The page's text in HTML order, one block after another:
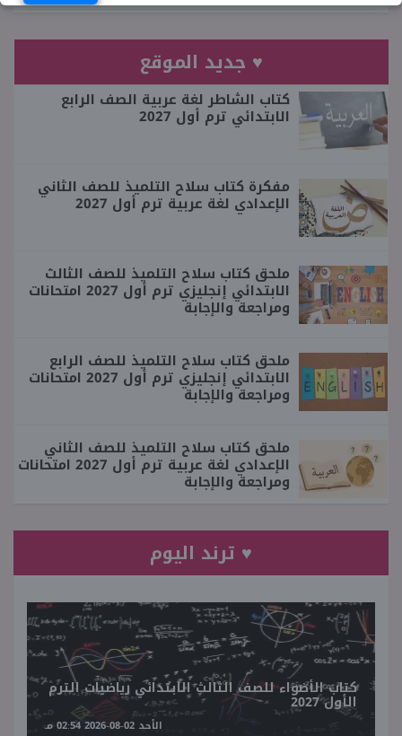
♥ جديد الموقع
كتاب الشاطر لغة عربية الصف الرابع
الابتدائي ترم أول 2027
مفكرة كتاب سلاح التلميذ للصف الثاني
الإعدادي لغة عربية ترم أول 2027
ملحق كتاب سلاح التلميذ للصف الثالث
الابتدائي إنجليزي ترم أول 2027 امتحانات
ومراجعة والإجابة
ملحق كتاب سلاح التلميذ للصف الرابع
الابتدائي إنجليزي ترم أول 2027 امتحانات
ومراجعة والإجابة
ملحق كتاب سلاح التلميذ للصف الثاني
الإعدادي لغة عربية ترم أول 2027 امتحانات
ومراجعة والإجابة
♥ ترند اليوم
كتاب الأضواء للصف الثالث الابتدائي رياضيات الترم
الأول 2027
الأحد 02-08-2026 02:54 مـ